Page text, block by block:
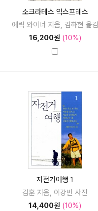
소크라테스 익스프레스
에릭 와이너 지음, 김하현 옮김
16,200원 (10%)
자전거여행 1
김훈 지음, 이강빈 사진
14,400원 (10%)